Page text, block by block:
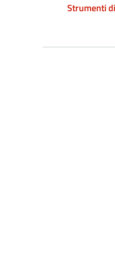
Strumenti